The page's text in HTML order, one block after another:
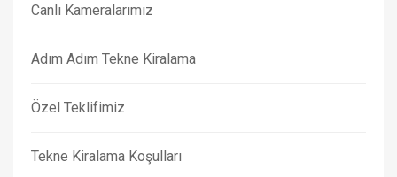
Canlı Kameralarımız
Adım Adım Tekne Kiralama
Özel Teklifimiz
Tekne Kiralama Koşulları